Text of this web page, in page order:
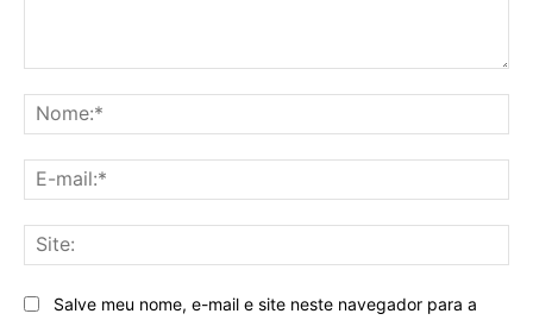
Salve meu nome, e-mail e site neste navegador para a